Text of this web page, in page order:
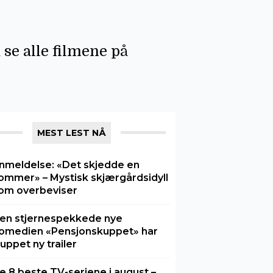
alle filmene på
MEST LEST NÅ
«Det skjedde en
– Mystisk skjærgårdsidyll
overbeviser
stjernespekkede nye
«Pensjonskuppet» har
ny trailer